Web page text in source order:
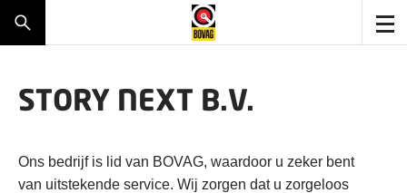
STORY NEXT B.V.
Ons bedrijf is lid van BOVAG, waardoor u zeker bent
van uitstekende service. Wij zorgen dat u zorgeloos